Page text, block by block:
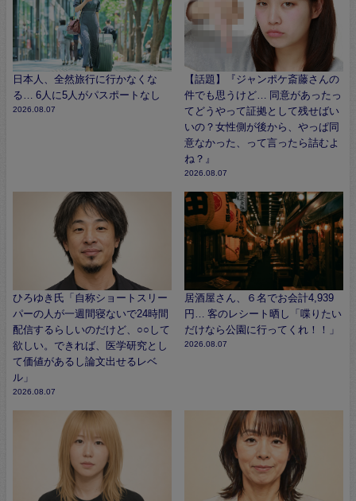
日本人、全然旅行に行かなくな
る… 6人に5人がパスポートなし
2026.08.07
【話題】『ジャンポケ斎藤さんの
件でも思うけど… 同意があったっ
てどうやって証拠として残せばい
いの？女性側が後から、やっぱ同
意なかった、って言ったら詰むよ
ね？』
2026.08.07
ひろゆき氏「自称ショートスリー
パーの人が一週間寝ないで24時間
配信するらしいのだけど、○○して
欲しい。できれば、医学研究とし
て価値があるし論文出せるレベ
ル」
2026.08.07
居酒屋さん、６名でお会計4,939
円… 客のレシート晒し「喋りたい
だけなら公園に行ってくれ！！」
2026.08.07